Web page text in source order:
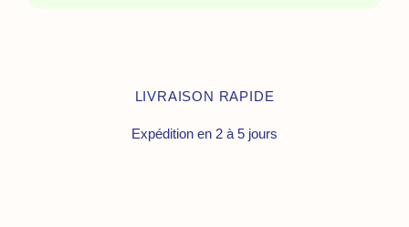
LIVRAISON RAPIDE
Expédition en 2 à 5 jours